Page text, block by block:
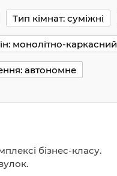
Тип кімнат: суміжні
монолітно-каркасний
автономне
бізнес-класу.